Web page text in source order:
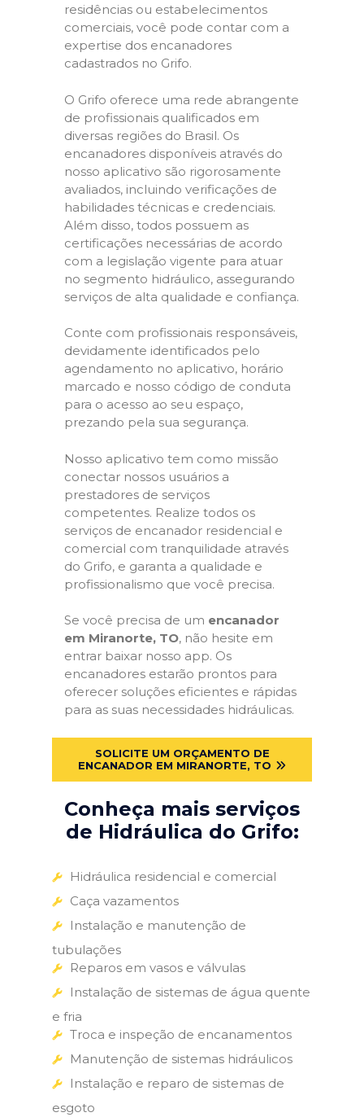
residências ou estabelecimentos
comerciais, você pode contar com a
expertise dos encanadores
cadastrados no Grifo.
O Grifo oferece uma rede abrangente
de profissionais qualificados em
diversas regiões do Brasil. Os
encanadores disponíveis através do
nosso aplicativo são rigorosamente
avaliados, incluindo verificações de
habilidades técnicas e credenciais.
Além disso, todos possuem as
certificações necessárias de acordo
com a legislação vigente para atuar
no segmento hidráulico, assegurando
serviços de alta qualidade e confiança.
Conte com profissionais responsáveis,
devidamente identificados pelo
agendamento no aplicativo, horário
marcado e nosso código de conduta
para o acesso ao seu espaço,
prezando pela sua segurança.
Nosso aplicativo tem como missão
conectar nossos usuários a
prestadores de serviços
competentes. Realize todos os
serviços de encanador residencial e
comercial com tranquilidade através
do Grifo, e garanta a qualidade e
profissionalismo que você precisa.
Se você precisa de um encanador
em Miranorte, TO, não hesite em
entrar baixar nosso app. Os
encanadores estarão prontos para
oferecer soluções eficientes e rápidas
para as suas necessidades hidráulicas.
SOLICITE UM ORÇAMENTO DE
ENCANADOR EM MIRANORTE, TO
Conheça mais serviços
de Hidráulica do Grifo:
Hidráulica residencial e comercial
Caça vazamentos
Instalação e manutenção de
tubulações
Reparos em vasos e válvulas
Instalação de sistemas de água quente
e fria
Troca e inspeção de encanamentos
Manutenção de sistemas hidráulicos
Instalação e reparo de sistemas de
esgoto